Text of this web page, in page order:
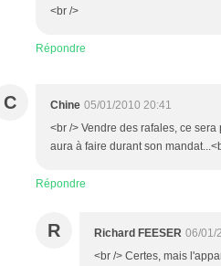
<br />
Répondre
C Chine 05/01/2010 20:41
<br /> Vendre des rafales, ce
aura à faire durant son
Répondre
R Richard FEESER 06/01/
<br /> Certes, mais